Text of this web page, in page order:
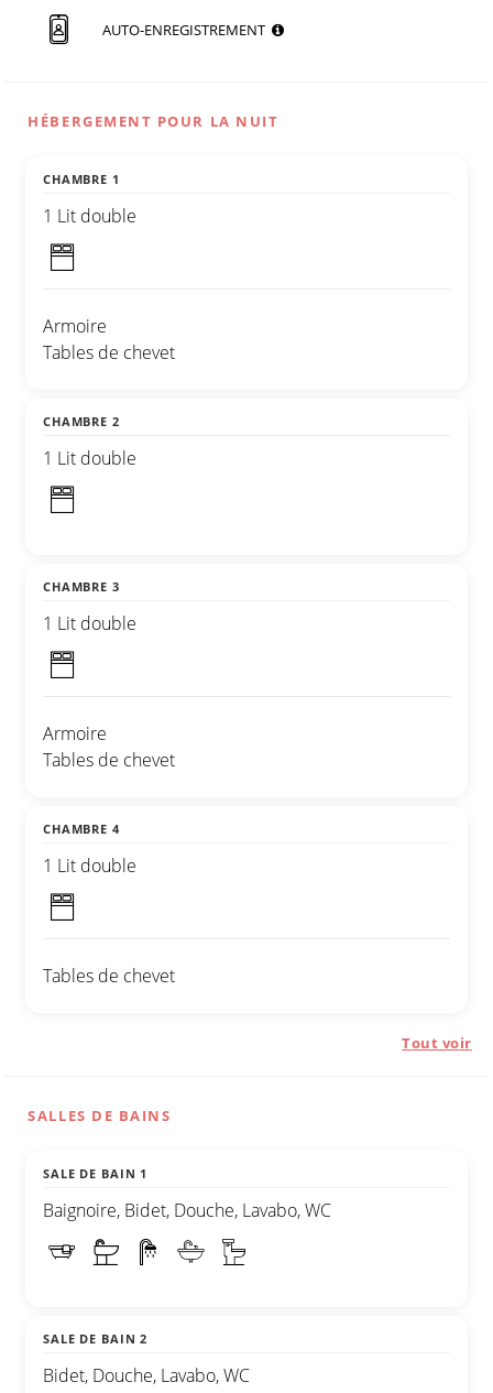
AUTO-ENREGISTREMENT
HÉBERGEMENT POUR LA NUIT
CHAMBRE 1
1 Lit double
Armoire
Tables de chevet
CHAMBRE 2
1 Lit double
CHAMBRE 3
1 Lit double
Armoire
Tables de chevet
CHAMBRE 4
1 Lit double
Tables de chevet
Tout voir
SALLES DE BAINS
SALE DE BAIN 1
Baignoire, Bidet, Douche, Lavabo, WC
SALE DE BAIN 2
Bidet, Douche, Lavabo, WC